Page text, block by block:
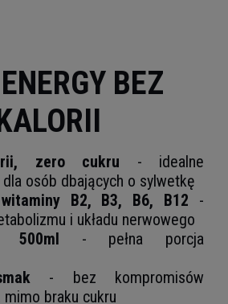
BEZ
zero cukru - idealne
osób dbających o sylwetkę
B2, B3, B6, B12 -
i układu nerwowego
500ml - pełna porcja
- bez kompromisów
mimo braku cukru